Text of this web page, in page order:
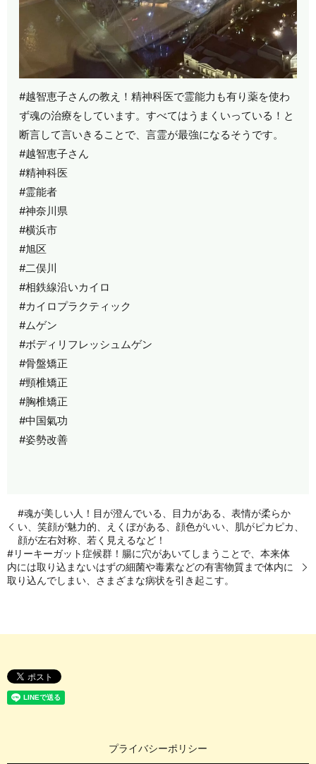
#越智恵子さんの教え！精神科医で霊能力も有り薬を使わ
ず魂の治療をしています。すべてはうまくいっている！と
断言して言いきることで、言霊が最強になるそうです。
#越智恵子さん
#精神科医
#霊能者
#神奈川県
#横浜市
#旭区
#二俣川
#相鉄線沿いカイロ
#カイロプラクティック
#ムゲン
#ボディリフレッシュムゲン
#骨盤矯正
#頸椎矯正
#胸椎矯正
#中国氣功
#姿勢改善
#魂が美しい人！目が澄んでいる、目力がある、表情が柔らか
い、笑顔が魅力的、えくぼがある、顔色がいい、肌がピカピカ、
顔が左右対称、若く見えるなど！
#リーキーガット症候群！腸に穴があいてしまうことで、本来体
内には取り込まないはずの細菌や毒素などの有害物質まで体内に
取り込んでしまい、さまざまな病状を引き起こす。
プライバシーポリシー